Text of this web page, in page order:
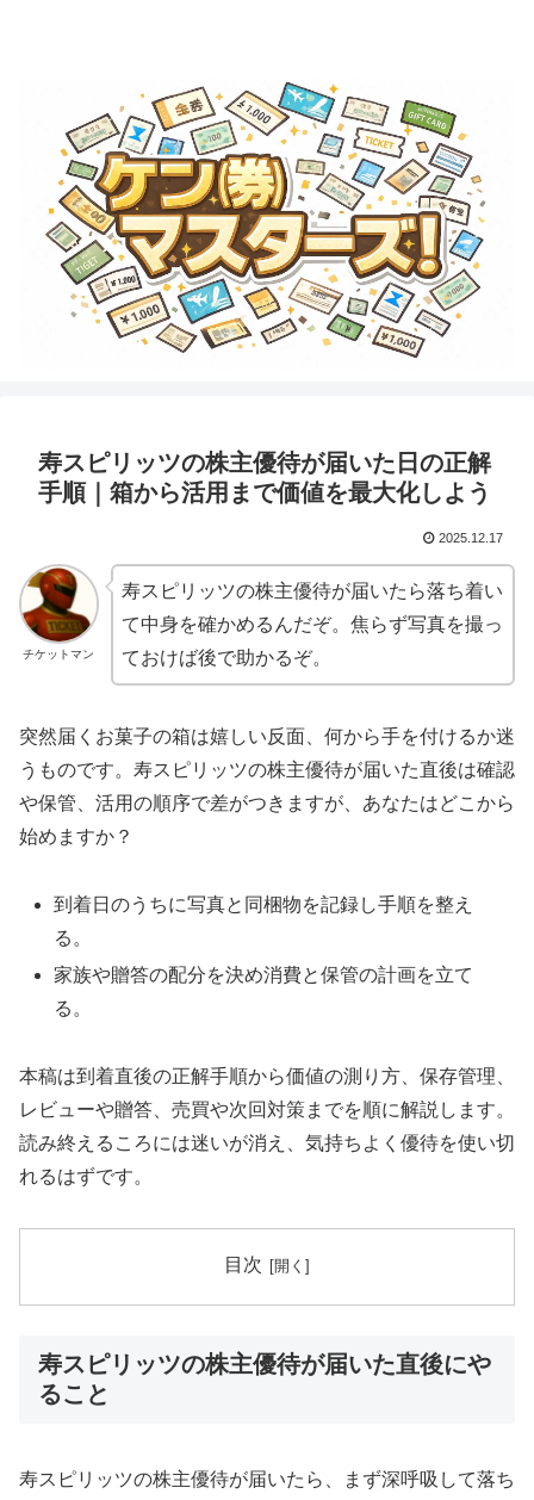
寿スピリッツの株主優待が届いた日の正解
手順｜箱から活用まで価値を最大化しよう
2025.12.17
チケットマン
寿スピリッツの株主優待が届いたら落ち着い
て中身を確かめるんだぞ。焦らず写真を撮っ
ておけば後で助かるぞ。
突然届くお菓子の箱は嬉しい反面、何から手を付けるか迷
うものです。寿スピリッツの株主優待が届いた直後は確認
や保管、活用の順序で差がつきますが、あなたはどこから
始めますか？
到着日のうちに写真と同梱物を記録し手順を整え
る。
家族や贈答の配分を決め消費と保管の計画を立て
る。
本稿は到着直後の正解手順から価値の測り方、保存管理、
レビューや贈答、売買や次回対策までを順に解説します。
読み終えるころには迷いが消え、気持ちよく優待を使い切
れるはずです。
目次
寿スピリッツの株主優待が届いた直後にや
ること
寿スピリッツの株主優待が届いたら、まず深呼吸して落ち